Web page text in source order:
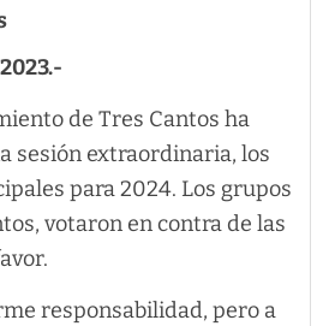
de Tres Cantos ha
sesión extraordinaria, los
para 2024. Los grupos
votaron en contra de las
responsabilidad, pero a